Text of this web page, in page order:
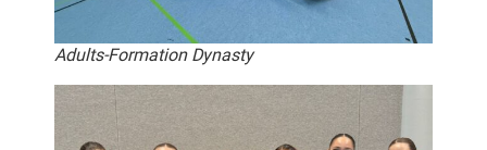
Adults-Formation Dynasty